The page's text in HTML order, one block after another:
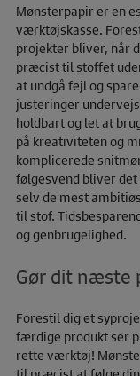
Mønsterpapir er en
værktøjskasse.
projekter bliver, når
præcist til stoffet
at undgå fejl og
justeringer
holdbart og let at
på kreativiteten og
komplicerede
følgesvend bliver
selv de mest
til stof.
og genbrugelighed.
Gør dit næste
Forestil dig et
færdige produkt ser
rette værktøj!